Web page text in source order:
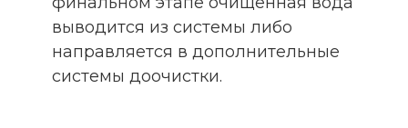
выводится из системы либо
направляется в дополнительные
системы доочистки.